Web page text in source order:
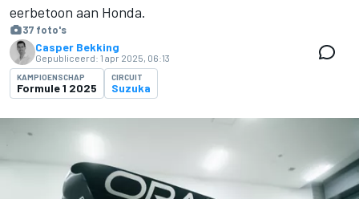
eerbetoon aan Honda.
37 foto's
Casper Bekking
Gepubliceerd: 1 apr 2025, 06:13
KAMPIOENSCHAP
Formule 1 2025
CIRCUIT
Suzuka